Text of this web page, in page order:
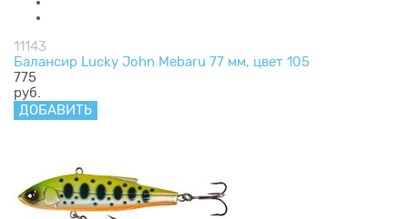
11143
Балансир Lucky John Mebaru 77 мм, цвет 105
775
руб.
ДОБАВИТЬ